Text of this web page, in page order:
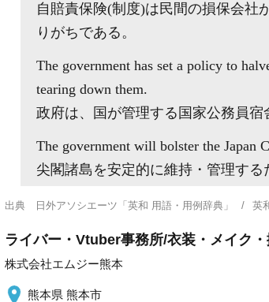
自賠責保険(制度)は民間の損保会社
りがちである。
The government has set a policy to
tearing down them.
政府は、国が管理する国家公務員宿
The government will bolster the Japan
尖閣諸島を安定的に維持・管理する
出典 日外アソシエーツ「英和 用語・用例辞典」 英
ライバー・Vtuber事務所/衣装・メイク
株式会社エムジー熊本
熊本県 熊本市